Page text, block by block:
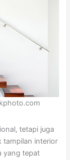
tetapi juga
tampilan interior
yang tepat